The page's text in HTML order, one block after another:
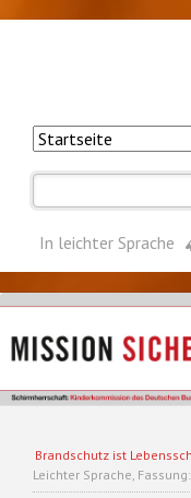
In leichter Sprache
Brandschutz ist
Leichter Sprache,